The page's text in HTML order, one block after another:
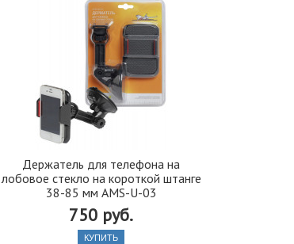
Держатель для телефона на
лобовое стекло на короткой штанге
38-85 мм AMS-U-03
750 руб.
КУПИТЬ